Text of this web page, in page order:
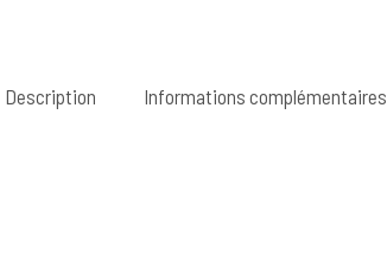
Description Informations complémentaires